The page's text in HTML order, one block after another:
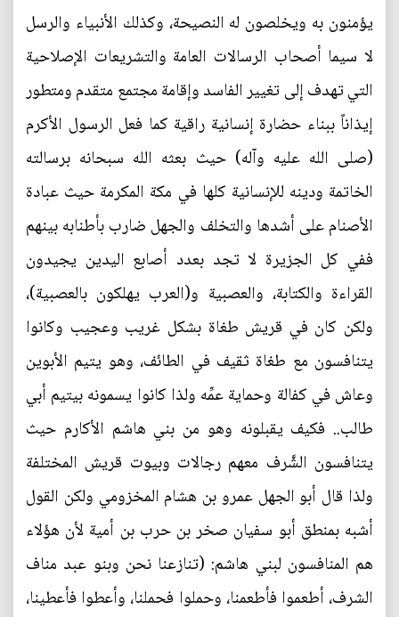
يؤمنون به ويخلصون له النصيحة، وكذلك الأنبياء والرسل
لا سيما أصحاب الرسالات العامة والتشريعات الإصلاحية
التي تهدف إلى تغيير الفاسد وإقامة مجتمع متقدم ومتطور
إيذاناً ببناء حضارة إنسانية راقية كما فعل الرسول الأكرم
(صلى الله عليه وآله) حيث بعثه الله سبحانه برسالته
الخاتمة ودينه للإنسانية كلها في مكة المكرمة حيث عبادة
الأصنام على أشدها والتخلف والجهل ضارب بأطنابه بينهم
ففي كل الجزيرة لا تجد بعدد أصابع اليدين يجيدون
القراءة والكتابة، والعصبية و(العرب يهلكون بالعصبية)،
ولكن كان في قريش طغاة بشكل غريب وعجيب وكانوا
يتنافسون مع طغاة ثقيف في الطائف، وهو يتيم الأبوين
وعاش في كفالة وحماية عمِّه ولذا كانوا يسمونه بيتيم أبي
طالب.. فكيف يقبلونه وهو من بني هاشم الأكارم حيث
يتنافسون الشَّرف معهم رجالات وبيوت قريش المختلفة
ولذا قال أبو الجهل عمرو بن هشام المخزومي ولكن القول
أشبه بمنطق أبو سفيان صخر بن حرب بن أمية لأن هؤلاء
هم المنافسون لبني هاشم: (تنازعنا نحن وبنو عبد مناف
الشرف، أطعموا فأطعمنا، وحملوا فحملنا، وأعطوا فأعطينا،